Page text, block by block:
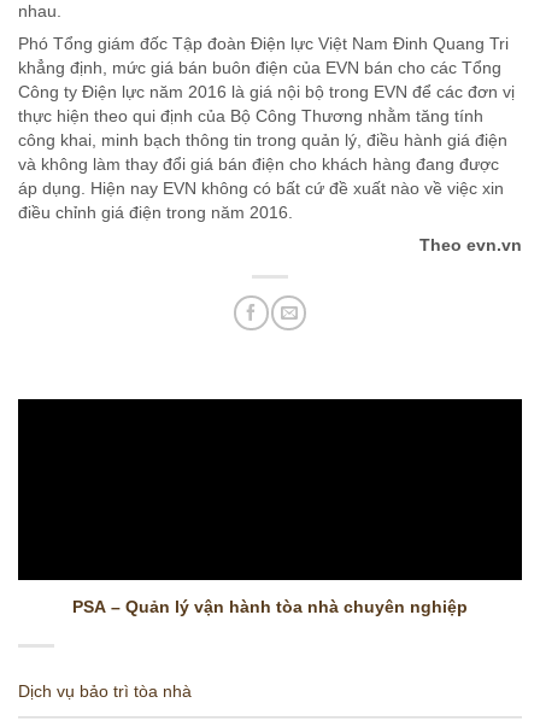
nhau.
Phó Tổng giám đốc Tập đoàn Điện lực Việt Nam Đinh Quang Tri
khẳng định, mức giá bán buôn điện của EVN bán cho các Tổng
Công ty Điện lực năm 2016 là giá nội bộ trong EVN để các đơn vị
thực hiện theo qui định của Bộ Công Thương nhằm tăng tính
công khai, minh bạch thông tin trong quản lý, điều hành giá điện
và không làm thay đổi giá bán điện cho khách hàng đang được
áp dụng. Hiện nay EVN không có bất cứ đề xuất nào về việc xin
điều chỉnh giá điện trong năm 2016.
Theo evn.vn
PSA – Quản lý vận hành tòa nhà chuyên nghiệp
Dịch vụ bảo trì tòa nhà